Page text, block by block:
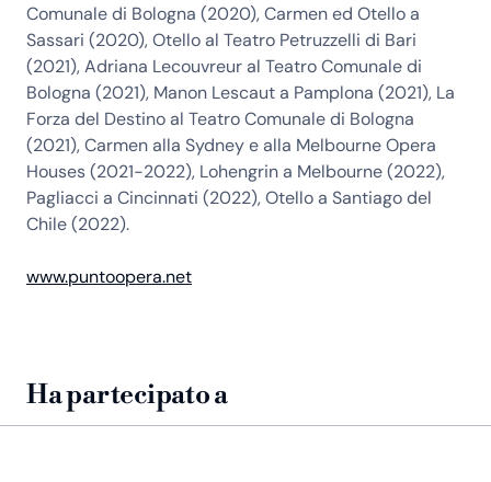
Comunale di Bologna (2020), Carmen ed Otello a
Sassari (2020), Otello al Teatro Petruzzelli di Bari
(2021), Adriana Lecouvreur al Teatro Comunale di
Bologna (2021), Manon Lescaut a Pamplona (2021), La
Forza del Destino al Teatro Comunale di Bologna
(2021), Carmen alla Sydney e alla Melbourne Opera
Houses (2021-2022), Lohengrin a Melbourne (2022),
Pagliacci a Cincinnati (2022), Otello a Santiago del
Chile (2022).
www.puntoopera.net
Ha partecipato a